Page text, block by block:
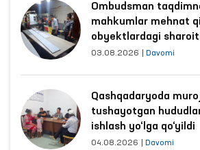
Ombudsman
mahkumlar mehnat
obyektlardagi
03.08.2026 Davomi
Qashqadaryoda
tushayotgan
ishlash yo‘lga qo‘yildi
04.08.2026 Davomi